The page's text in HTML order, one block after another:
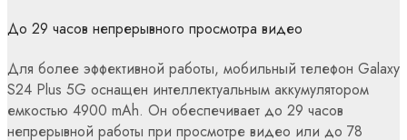
До 29 часов непрерывного просмотра видео
Для более эффективной работы, мобильный телефон Galaxy
S24 Plus 5G оснащен интеллектуальным аккумулятором
емкостью 4900 mAh. Он обеспечивает до 29 часов
непрерывной работы при просмотре видео или до 78